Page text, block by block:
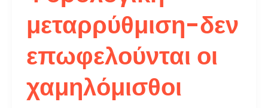
μεταρρύθμιση-δεν
επωφελούνται οι
χαμηλόμισθοι